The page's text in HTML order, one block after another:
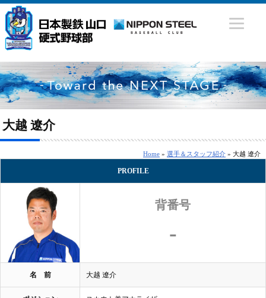
大越 遼介
Home »選手＆スタッフ紹介 » 大越 遼介
PROFILE
背番号
-
名 前 大越 遼介